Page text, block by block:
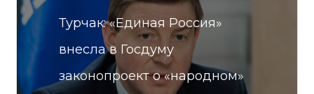
Турчак: «Единая Россия»
внесла в Госдуму
законопроект о «народном»